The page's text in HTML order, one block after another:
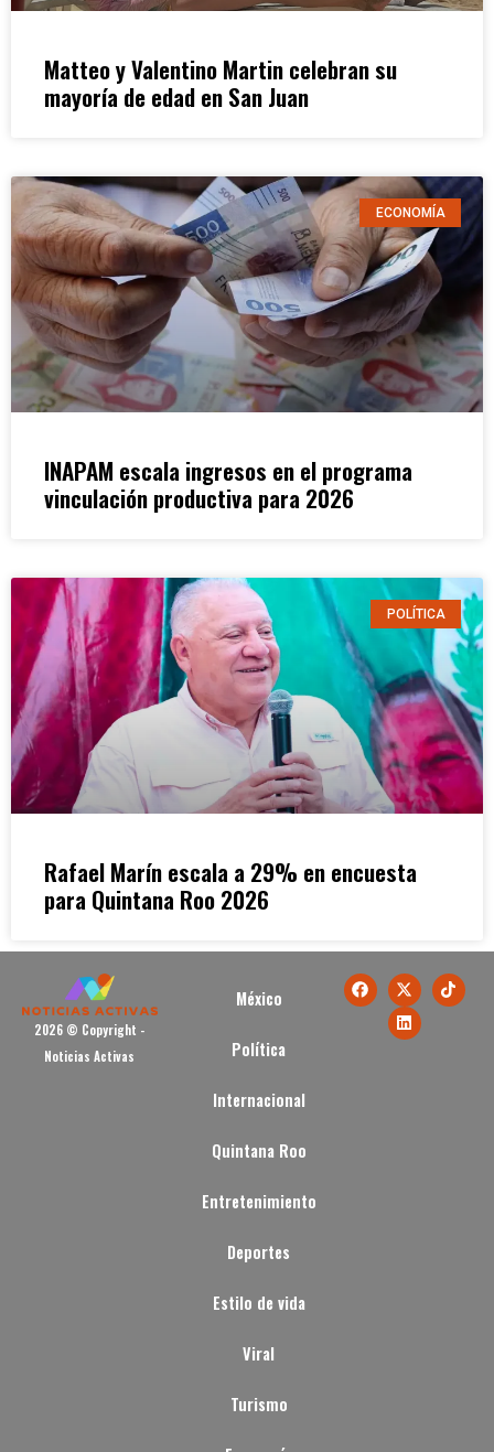
Matteo y Valentino Martin celebran su
mayoría de edad en San Juan
ECONOMÍA
INAPAM escala ingresos en el programa
vinculación productiva para 2026
POLÍTICA
Rafael Marín escala a 29% en encuesta
para Quintana Roo 2026
2026 © Copyright -
Noticias Activas
México
Política
Internacional
Quintana Roo
Entretenimiento
Deportes
Estilo de vida
Viral
Turismo